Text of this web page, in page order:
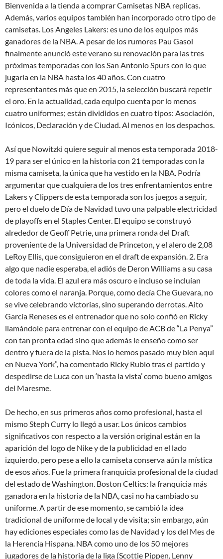
Bienvenida a la tienda a comprar Camisetas NBA replicas.
Además, varios equipos también han incorporado otro tipo de
camisetas. Los Angeles Lakers: es uno de los equipos más
ganadores de la NBA. A pesar de los rumores Pau Gasol
finalmente anunció este verano su renovación para las tres
próximas temporadas con los San Antonio Spurs con lo que
jugaría en la NBA hasta los 40 años. Con cuatro
representantes más que en 2015, la selección buscará repetir
el oro. En la actualidad, cada equipo cuenta por lo menos
cuatro uniformes; están divididos en cuatro tipos: Asociación,
Icónicos, Declaración y de Ciudad. Al menos en los despachos.
Así que Nowitzki quiere seguir al menos esta temporada 2018-
19 para ser el único en la historia con 21 temporadas con la
misma camiseta, la única que ha vestido en la NBA. Podría
argumentar que cualquiera de los tres enfrentamientos entre
Lakers y Clippers de esta temporada son los juegos a seguir,
pero el duelo de Día de Navidad tuvo una palpable electricidad
de playoffs en el Staples Center. El equipo se construyó
alrededor de Geoff Petrie, una primera ronda del Draft
proveniente de la Universidad de Princeton, y el alero de 2,08
LeRoy Ellis, que consiguieron en el draft de expansión. 2. Era
algo que nadie esperaba, el adiós de Deron Williams a su casa
de toda la vida. El azul era más oscuro e incluso se incluían
colores como el naranja. Porque, como decía Che Guevara, no
se vive celebrando victorias, sino superando derrotas. Aito
García Reneses es el entrenador que no solo confió en Ricky
llamándole para entrenar con el equipo de ACB de “La Penya”
con tan pronta edad sino que además le enseño como ser
dentro y fuera de la pista. Nos lo hemos pasado muy bien aquí
en Nueva York”, ha comentado Ricky Rubio tras el partido y
despedirse de Luca con un ‘hasta la vista’ como bueno amigos
del Maresme.
De hecho, en sus primeros años como profesional, hasta el
mismo Steph Curry lo llegó a usar. Los únicos cambios
significativos con respecto a la versión original están en la
aparición del logo de Nike y de la publicidad en el lado
izquierdo, pero pese a ello la camiseta conserva aún la mística
de esos años. Fue la primera franquicia profesional de la ciudad
del estado de Washington. Boston Celtics: la franquicia más
ganadora en la historia de la NBA, casi no ha cambiado su
uniforme. A partir de ese momento, se cambió la idea
tradicional de uniforme de local y de visita; sin embargo, aún
hay ediciones especiales como las de Navidad y los del Mes de
la Herencia Hispana. NBA como uno de los 50 mejores
jugadores de la historia de la liga (Scottie Pippen, Lenny